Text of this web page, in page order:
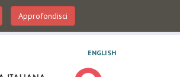
Approfondisci
ENGLISH